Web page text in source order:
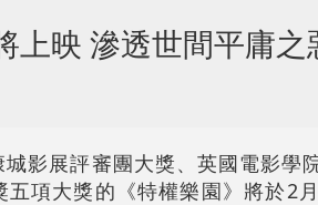
上映 滲透世間平庸之
影展評審團大獎、英國電影學
項大獎的《特權樂園》將於2